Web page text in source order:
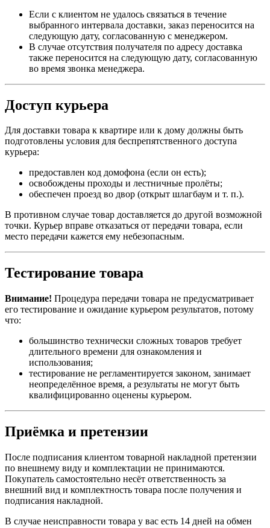
Если с клиентом не удалось связаться в течение
выбранного интервала доставки, заказ переносится на
следующую дату, согласованную с менеджером.
В случае отсутствия получателя по адресу доставка
также переносится на следующую дату, согласованную
во время звонка менеджера.
Доступ курьера
Для доставки товара к квартире или к дому должны быть
подготовлены условия для беспрепятственного доступа
курьера:
предоставлен код домофона (если он есть);
освобождены проходы и лестничные пролёты;
обеспечен проезд во двор (открыт шлагбаум и т. п.).
В противном случае товар доставляется до другой возможной
точки. Курьер вправе отказаться от передачи товара, если
место передачи кажется ему небезопасным.
Тестирование товара
Внимание! Процедура передачи товара не предусматривает
его тестирование и ожидание курьером результатов, потому
что:
большинство технически сложных товаров требует
длительного времени для ознакомления и
использования;
тестирование не регламентируется законом, занимает
неопределённое время, а результаты не могут быть
квалифицированно оценены курьером.
Приёмка и претензии
После подписания клиентом товарной накладной претензии
по внешнему виду и комплектации не принимаются.
Покупатель самостоятельно несёт ответственность за
внешний вид и комплектность товара после получения и
подписания накладной.
В случае неисправности товара у вас есть 14 дней на обмен